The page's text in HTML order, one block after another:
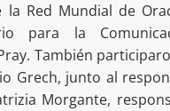
Red Mundial de
para la
También
Grech, junto al
Morgante,